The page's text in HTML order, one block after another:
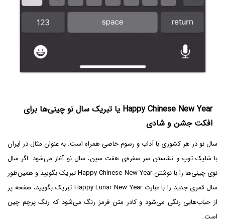
Happy Chinese New Year یا تبریک سال نو چینی‌ها برای
افکت جشن و شادی
سال نو در هر کشوری با آداب و رسوم خاصی همراه است. به عنوان مثال در ایران
با شلیک توپ و نشستن سر سفره‌ی هفت سین، سال نو آغاز می‌شود. اگر سال
نوی چینی‌ها را با نوشتن Happy Chinese New Year تبریک بگویید و همین‌طور
سال قمری جدید را با عبارت Happy Lunar New Year تبریک بگویید، صفحه پر
از حباب‌هایی رنگی می‌شود و کادر متن قرمز رنگ می‌شود که رنگ پرچم چین
است.